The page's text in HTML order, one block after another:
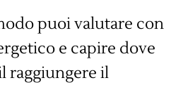
puoi valutare con
e capire dove
raggiungere il